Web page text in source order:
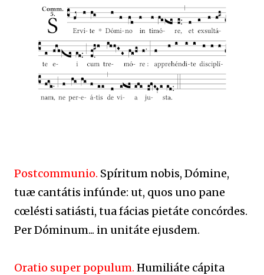
Postcommunio. Spíritum nobis, Dómine,
tuæ cantátis infúnde: ut, quos uno pane
cœlésti satiásti, tua fácias pietáte concórdes.
Per Dóminum... in unitáte ejusdem.
Oratio super populum. Humiliáte cápita